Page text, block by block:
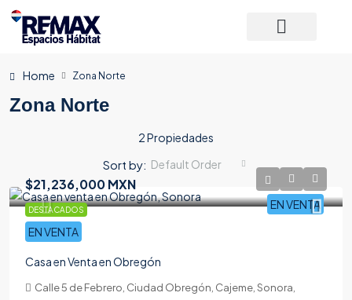
Home Zona Norte
Zona Norte
2 Propiedades
Sort by: Default Order
DESTACADOS EN VENTA
$21,236,000 MXN
EN VENTA
Casa en Venta en Obregón
Calle 5 de Febrero, Ciudad Obregón, Cajeme, Sonora,